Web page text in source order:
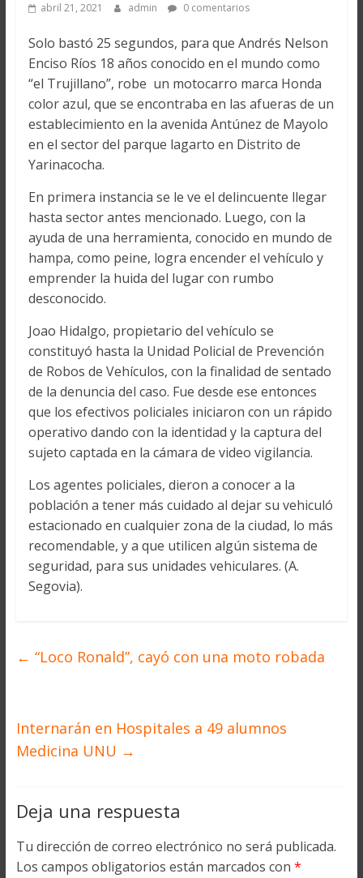
abril 21, 2021 admin 0 comentarios
Solo bastó 25 segundos, para que Andrés Nelson
Enciso Ríos 18 años conocido en el mundo como
“el Trujillano”, robe un motocarro marca Honda
color azul, que se encontraba en las afueras de un
establecimiento en la avenida Antúnez de Mayolo
en el sector del parque lagarto en Distrito de
Yarinacocha.
En primera instancia se le ve el delincuente llegar
hasta sector antes mencionado. Luego, con la
ayuda de una herramienta, conocido en mundo de
hampa, como peine, logra encender el vehículo y
emprender la huida del lugar con rumbo
desconocido.
Joao Hidalgo, propietario del vehículo se
constituyó hasta la Unidad Policial de Prevención
de Robos de Vehículos, con la finalidad de sentado
de la denuncia del caso. Fue desde ese entonces
que los efectivos policiales iniciaron con un rápido
operativo dando con la identidad y la captura del
sujeto captada en la cámara de video vigilancia.
Los agentes policiales, dieron a conocer a la
población a tener más cuidado al dejar su vehiculó
estacionado en cualquier zona de la ciudad, lo más
recomendable, y a que utilicen algún sistema de
seguridad, para sus unidades vehiculares. (A.
Segovia).
← “Loco Ronald”, cayó con una moto robada
Internarán en Hospitales a 49 alumnos
Medicina UNU →
Deja una respuesta
Tu dirección de correo electrónico no será publicada.
Los campos obligatorios están marcados con *